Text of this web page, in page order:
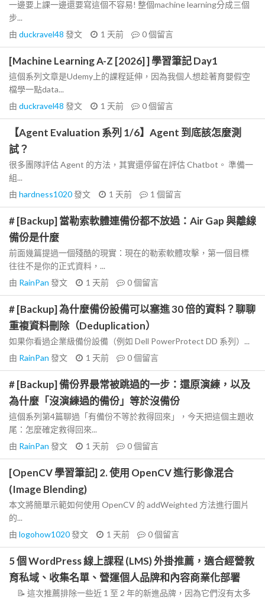
一邊要上課一邊還要寫這個不容易! 整個machine learning分成三個
步...
由 duckravel48 發文 1 天前 0個留言
[Machine Learning A-Z [2026] ] 學習筆記 Day1
這個系列文章是Udemy上的課程延伸，因為我個人想趁著育嬰假空
檔學一點data...
由 duckravel48 發文 1 天前 0個留言
【Agent Evaluation 系列 1/6】Agent 到底該怎麼測
試？
很多團隊評估 Agent 的方法，其實還停留在評估 Chatbot。 準備一
組...
由 hardness1020發文 1 天前 1 個留言
# [Backup] 當勒索軟體連備份都不放過：Air Gap 與離線
備份是什麼
前面幾篇提過一個殘酷的現實：現在的勒索軟體攻擊，第一個目標
往往不是你的正式資料，...
由 RainPan 發文 1 天前 0個留言
# [Backup] 為什麼備份設備可以塞進 30 倍的資料？聊聊
重複資料刪除（Deduplication）
如果你看過企業級備份設備（例如 Dell PowerProtect DD 系列）...
由 RainPan 發文 1 天前 0個留言
# [Backup] 備份界最常被跳過的一步：還原演練，以及
為什麼「沒演練過的備份」等於沒備份
這個系列第4篇聊過「有備份不等於救得回來」，今天把這個主題收
尾：怎麼確定救得回來...
由 RainPan 發文 1 天前 0個留言
[OpenCV 學習筆記] 2. 使用 OpenCV 進行影像混合
(Image Blending)
本文將簡單示範如何使用 OpenCV 的 addWeighted 方法進行圖片
的...
由 logohow1020發文 1 天前 0個留言
5 個 WordPress 線上課程 (LMS) 外掛推薦，適合經營教
育私域、收集名單、營運個人品牌和內容商業化部署
📝 這次推薦排除一些近 1 至 2 年的新進品牌，因為它們沒有太多